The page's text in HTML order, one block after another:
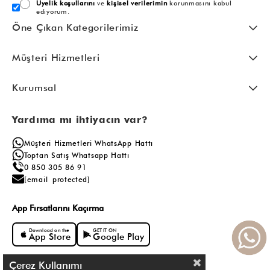
Üyelik koşullarını vekişisel verileriminkorunmasını kabul
ediyorum.
Öne Çıkan Kategorilerimiz
Müşteri Hizmetleri
Kurumsal
Yardıma mı ihtiyacın var?
Müşteri Hizmetleri WhatsApp Hattı
Toptan Satış Whatsapp Hattı
0 850 305 86 91
[email protected]
App Fırsatlarını Kaçırma
Download on the
App Store
GET IT ON
Google Play
Çerez Kullanımı